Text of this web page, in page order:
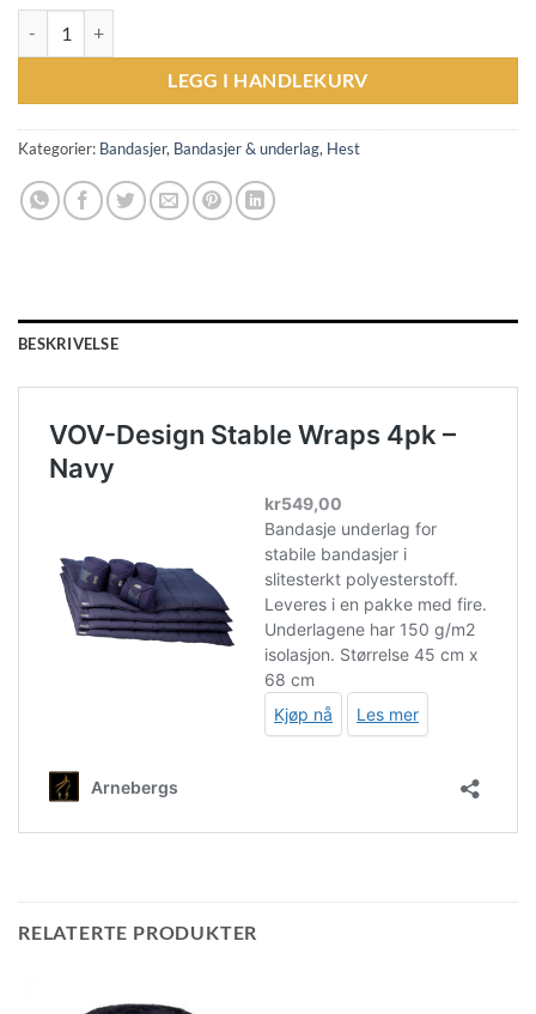
LEGG I HANDLEKURV
Kategorier: Bandasjer, Bandasjer & underlag, Hest
BESKRIVELSE
RELATERTE PRODUKTER